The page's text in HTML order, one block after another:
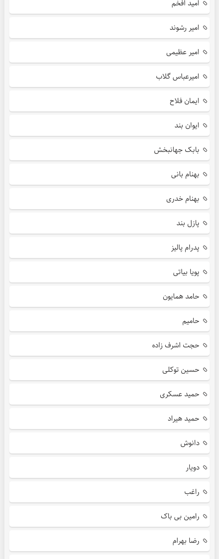
امید افخم
امیر رشوند
امیر عظیمی
امیرعباس گلاب
ایمان فلاح
ایوان بند
بابک جهانبخش
بهنام بانی
بهنام خدری
پازل بند
پدرام پالیز
پویا بیاتی
حامد همایون
حامیم
حجت اشرف زاده
حسین توکلی
حمید عسکری
حمید هیراد
دانوش
دویار
راغب
رامین بی باک
رضا بهرام